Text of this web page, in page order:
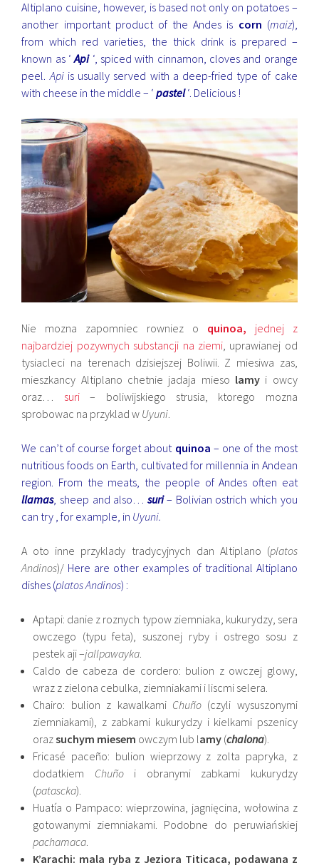
Altiplano cuisine, however, is based not only on potatoes –
another important product of the Andes is corn (maiz),
from which red varieties, the thick drink is prepared –
known as ‘Api ‘, spiced with cinnamon, cloves and orange
peel.Apiis usually served with a deep-fried type of cake
with cheese in the middle – ‘pastel‘. Delicious !
Nie mozna zapomniec rowniez o quinoa, jednej z
najbardziej pozywnych substancji na ziemi, uprawianej od
tysiacleci na terenach dzisiejszej Boliwii. Z miesiwa zas,
mieszkancy Altiplano chetnie jadaja mieso lamy i owcy
oraz… suri– boliwijskiego strusia, ktorego mozna
sprobowac na przyklad w Uyuni.
We can’t of course forget about quinoa – one of the most
nutritious foods on Earth, cultivated for millennia in Andean
region. From the meats, the people of Andes often eat
llamas, sheep and also… suri – Bolivian ostrich which you
can try , for example, in Uyuni.
A oto inne przyklady tradycyjnych dan Altiplano (platos
Andinos)/ Here are other examples of traditional Altiplano
dishes (platos Andinos) :
Aptapi: danie z roznych typow ziemniaka, kukurydzy, sera
owczego (typu feta), suszonej ryby i ostrego sosu z
pestek aji –jallpawayka.
Caldo de cabeza de cordero: bulion z owczej glowy,
wraz z zielona cebulka, ziemniakami i liscmi selera.
Chairo: bulion z kawalkami Chuño(czyli wysuszonymi
ziemniakami), z zabkami kukurydzy i kielkami pszenicy
orazsuchym miesem owczym lub lamy (chalona).
Fricasé paceño: bulion wieprzowy z zolta papryka, z
dodatkiem Chuñoi obranymi zabkami kukurydzy
(patascka).
Huatía o Pampaco: wieprzowina, jagnięcina, wołowina z
gotowanymi ziemniakami. Podobne do peruwiańskiej
pachamaca.
K’arachi: mala ryba z Jeziora Titicaca, podawana z